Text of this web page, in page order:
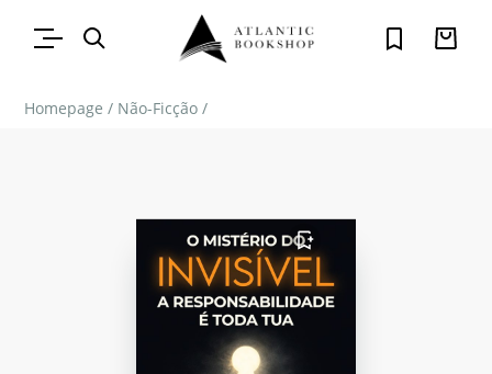
Homepage / Não-Ficção /
FAVORITO